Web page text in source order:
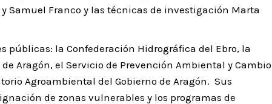
Samuel Franco y las técnicas de investigación Marta
la Confederación Hidrográfica del Ebro, la
Aragón, el Servicio de Prevención Ambiental y Cambio
Agroambiental del Gobierno de Aragón. Sus
de zonas vulnerables y los programas de